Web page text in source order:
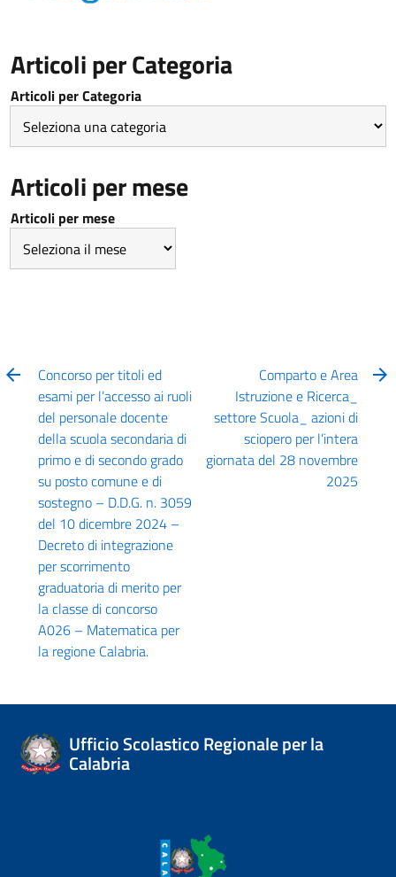
Articoli per Categoria
Articoli per Categoria
Articoli per mese
Articoli per mese
Concorso per titoli ed
esami per l’accesso ai ruoli
del personale docente
della scuola secondaria di
primo e di secondo grado
su posto comune e di
sostegno – D.D.G. n. 3059
del 10 dicembre 2024 –
Decreto di integrazione
per scorrimento
graduatoria di merito per
la classe di concorso
A026 – Matematica per
la regione Calabria.
Comparto e Area
Istruzione e Ricerca_
settore Scuola_ azioni di
sciopero per l’intera
giornata del 28 novembre
2025
Ufficio Scolastico Regionale per la
Calabria